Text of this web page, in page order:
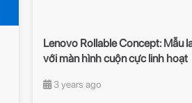
Lenovo Rollable Concept: Mẫu
với màn hình cuộn cực linh hoạt
3 years ago